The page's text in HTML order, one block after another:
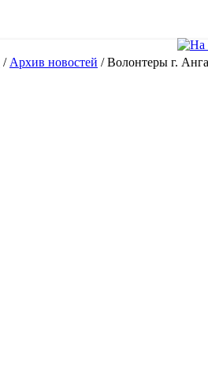
/ Архив новостей /Волонтеры г.